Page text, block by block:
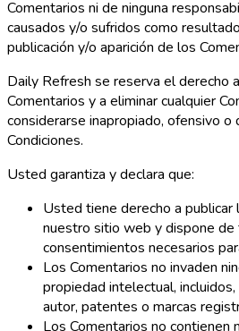
Comentarios ni de ninguna
causados y/o sufridos como
publicación y/o aparición de los
Daily Refresh se reserva el derecho
Comentarios y a eliminar cualquier
considerarse inapropiado, ofensivo o
Condiciones.
Usted garantiza y declara que:
Usted tiene derecho a publicar
nuestro sitio web y dispone de
consentimientos necesarios
Los Comentarios no invaden
propiedad intelectual,
autor, patentes o marcas
Los Comentarios no contienen